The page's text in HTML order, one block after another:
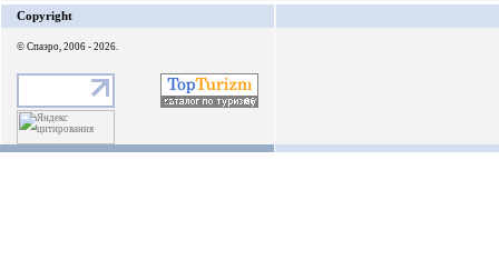
Copyright
© Спаэро, 2006 - 2026.